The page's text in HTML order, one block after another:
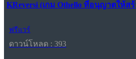
KReversi (เกม Othello ที่อนุญาตให้ส
ฟรีแวร์
ดาวน์โหลด : 393